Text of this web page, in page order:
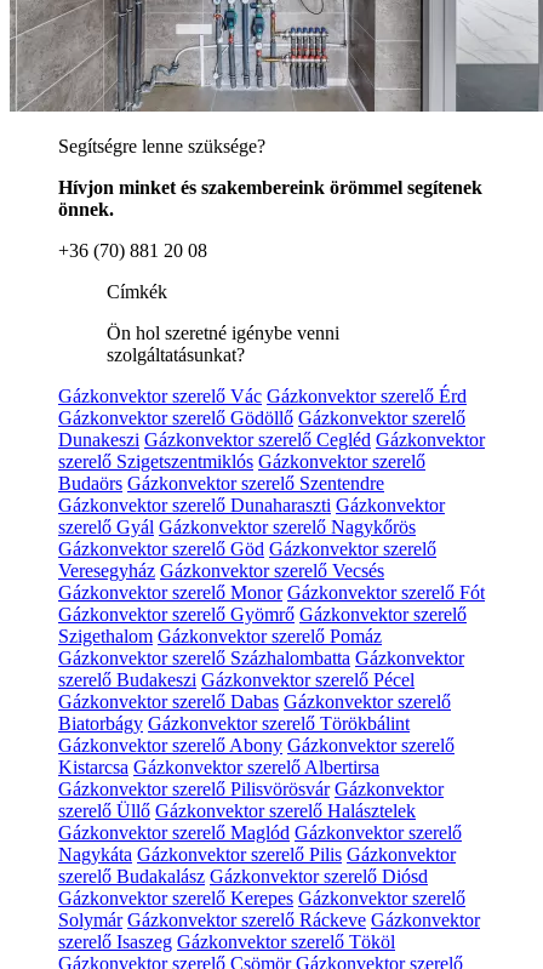
Segítségre lenne szüksége?
Hívjon minket és szakembereink örömmel segítenek
önnek.
+36 (70) 881 20 08
Címkék
Ön hol szeretné igénybe venni
szolgáltatásunkat?
Gázkonvektor szerelő Vác Gázkonvektor szerelő Érd
Gázkonvektor szerelő Gödöllő Gázkonvektor szerelő
Dunakeszi Gázkonvektor szerelő Cegléd Gázkonvektor
szerelő Szigetszentmiklós Gázkonvektor szerelő
Budaörs Gázkonvektor szerelő Szentendre
Gázkonvektor szerelő Dunaharaszti Gázkonvektor
szerelő Gyál Gázkonvektor szerelő Nagykőrös
Gázkonvektor szerelő Göd Gázkonvektor szerelő
Veresegyház Gázkonvektor szerelő Vecsés
Gázkonvektor szerelő Monor Gázkonvektor szerelő Fót
Gázkonvektor szerelő Gyömrő Gázkonvektor szerelő
Szigethalom Gázkonvektor szerelő Pomáz
Gázkonvektor szerelő Százhalombatta Gázkonvektor
szerelő Budakeszi Gázkonvektor szerelő Pécel
Gázkonvektor szerelő Dabas Gázkonvektor szerelő
Biatorbágy Gázkonvektor szerelő Törökbálint
Gázkonvektor szerelő Abony Gázkonvektor szerelő
Kistarcsa Gázkonvektor szerelő Albertirsa
Gázkonvektor szerelő Pilisvörösvár Gázkonvektor
szerelő Üllő Gázkonvektor szerelő Halásztelek
Gázkonvektor szerelő Maglód Gázkonvektor szerelő
Nagykáta Gázkonvektor szerelő Pilis Gázkonvektor
szerelő Budakalász Gázkonvektor szerelő Diósd
Gázkonvektor szerelő Kerepes Gázkonvektor szerelő
Solymár Gázkonvektor szerelő Ráckeve Gázkonvektor
szerelő Isaszeg Gázkonvektor szerelő Tököl
Gázkonvektor szerelő Csömör Gázkonvektor szerelő